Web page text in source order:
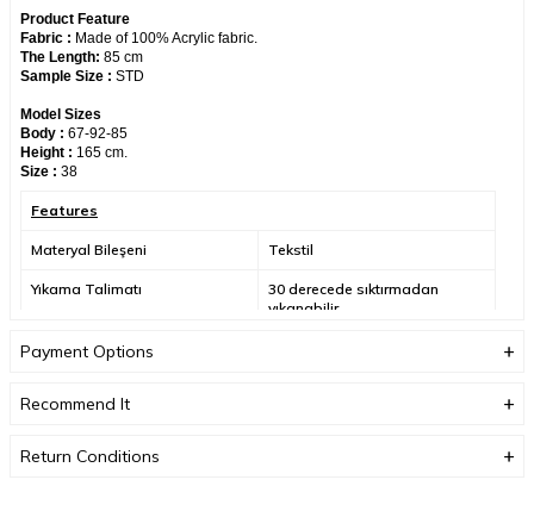
Product Feature
Fabric : Made of 100% Acrylic fabric.
The Length: 85 cm
Sample Size : STD
Model Sizes
Body : 67-92-85
Height : 165 cm.
Size : 38
Features
Materyal Bileşeni Tekstil
Yıkama Talimatı
30 derecede sıktırmadan
yıkanabilir.
Üretici Adres Bilgisi
Üretici Adı
Payment Options
Recommend It
Return Conditions